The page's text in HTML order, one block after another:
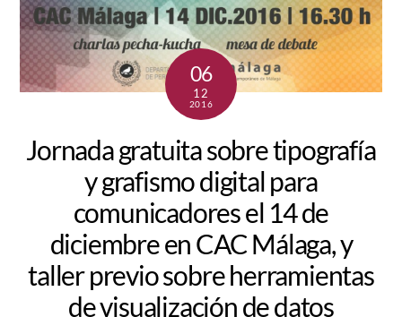
06
12
2016
Jornada gratuita sobre tipografía
y grafismo digital para
comunicadores el 14 de
diciembre en CAC Málaga, y
taller previo sobre herramientas
de visualización de datos